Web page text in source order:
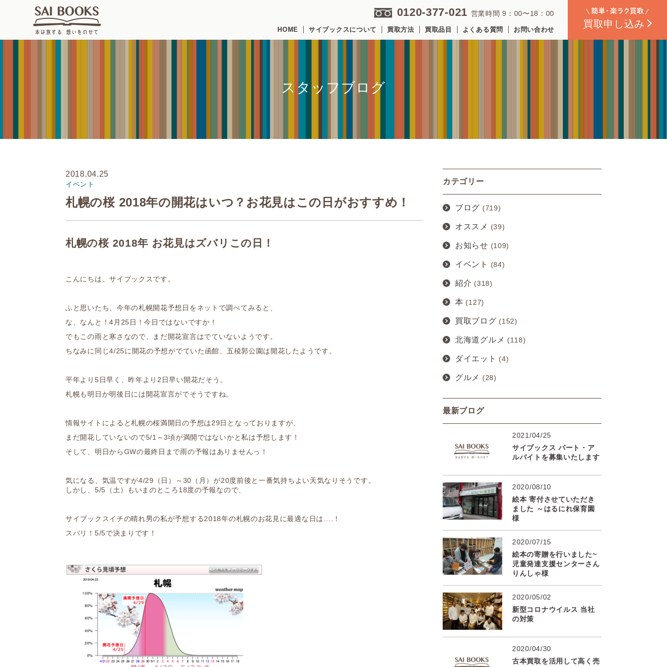
買取申し込み
0120-377-021 営業時間 9：00〜18：00
HOME サイブックスについて 買取方法 買取品目 よくある質問 お問い合わせ
スタッフブログ
2018.04.25
イベント
札幌の桜 2018年の開花はいつ？お花見はこの日がおすすめ！
札幌の桜 2018年 お花見はズバリこの日！
こんにちは、サイブックスです。
ふと思いたち、今年の札幌開花予想日をネットで調べてみると、
な、なんと！4月25日！今日ではないですか！
でもこの雨と寒さなので、まだ開花宣言はでていないようです。
ちなみに同じ4/25に開花の予想がでていた函館、五稜郭公園は開花したようです。
平年より5日早く、昨年より2日早い開花だそう。
札幌も明日か明後日には開花宣言がでそうですね。
情報サイトによると札幌の桜満開日の予想は29日となっておりますが、
まだ開花していないので5/1～3頃が満開ではないかと私は予想します！
そして、明日からGWの最終日まで雨の予報はありませんっ！
気になる、気温ですが4/29（日）～30（月）が20度前後と一番気持ちよい天気なりそうです。
しかし、5/5（土）もいまのところ18度の予報なので、
サイブックスイチの晴れ男の私が予想する2018年の札幌のお花見に最適な日は….！
スバリ！5/5で決まりです！
カテゴリー
ブログ (719)
オススメ (39)
お知らせ (109)
イベント (84)
紹介 (318)
本 (127)
買取ブログ (152)
北海道グルメ (118)
ダイエット (4)
グルメ (28)
最新ブログ
2021/04/25
サイブックス パート・ア
ルバイトを募集いたします
2020/08/10
絵本 寄付させていただき
ました ～はるにれ保育園
様
2020/07/15
絵本の寄贈を行いました~
児童発達支援センターさん
りんしゃ様
2020/05/02
新型コロナウイルス 当社
の対策
2020/04/30
古本買取を活用して高く売